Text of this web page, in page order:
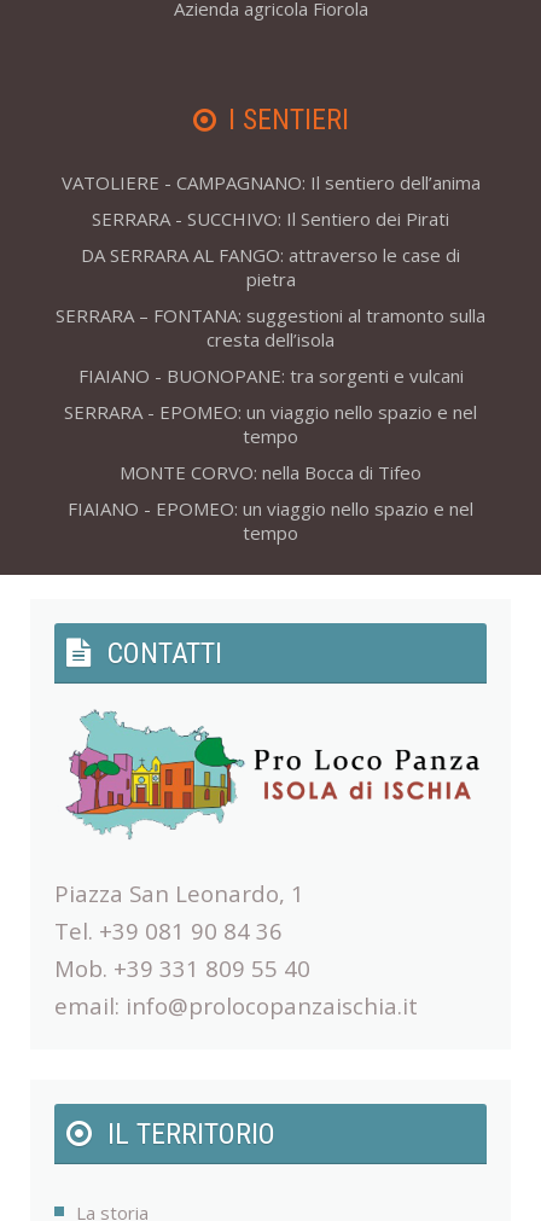
Azienda agricola Fiorola
I SENTIERI
VATOLIERE - CAMPAGNANO: Il sentiero dell’anima
SERRARA - SUCCHIVO: Il Sentiero dei Pirati
DA SERRARA AL FANGO: attraverso le case di
pietra
SERRARA – FONTANA: suggestioni al tramonto sulla
cresta dell’isola
FIAIANO - BUONOPANE: tra sorgenti e vulcani
SERRARA - EPOMEO: un viaggio nello spazio e nel
tempo
MONTE CORVO: nella Bocca di Tifeo
FIAIANO - EPOMEO: un viaggio nello spazio e nel
tempo
CONTATTI
Piazza San Leonardo, 1
Tel. +39 081 90 84 36
Mob. +39 331 809 55 40
email: info@prolocopanzaischia.it
IL TERRITORIO
La storia